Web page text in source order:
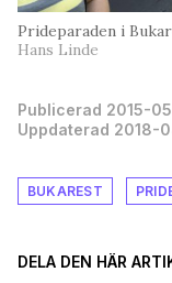
Prideparaden i
Hans Linde
Publicerad 2015-
Uppdaterad 2018-
BUKAREST
DELA DEN HÄR